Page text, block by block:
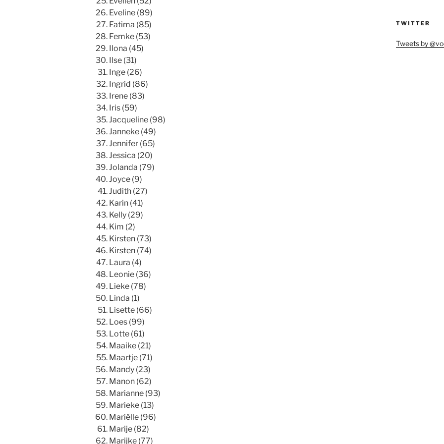
Eveline (89)
Fatima (85)
Femke (53)
Ilona (45)
Ilse (31)
Inge (26)
Ingrid (86)
Irene (83)
Iris (59)
Jacqueline (98)
Janneke (49)
Jennifer (65)
Jessica (20)
Jolanda (79)
Joyce (9)
Judith (27)
Karin (41)
Kelly (29)
Kim (2)
Kirsten (73)
Kirsten (74)
Laura (4)
Leonie (36)
Lieke (78)
Linda (1)
Lisette (66)
Loes (99)
Lotte (61)
Maaike (21)
Maartje (71)
Mandy (23)
Manon (62)
Marianne (93)
Marieke (13)
Mariëlle (96)
Marije (82)
Marijke (77)
TWITTER
Tweets by